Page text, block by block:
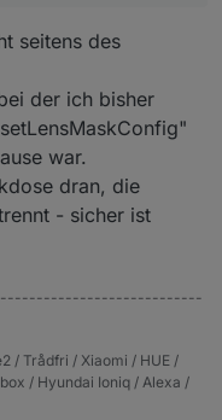
das eigentlich
Daten nur noch lokal im
für den Adapter.
dass ich die Kamera
kann, weil ich
Idee, wie sich das
seitens des
der ich bisher
war.
dran, die
- sicher ist
/ Trådfri / Xiaomi / HUE /
/ Hyundai Ioniq / Alexa /